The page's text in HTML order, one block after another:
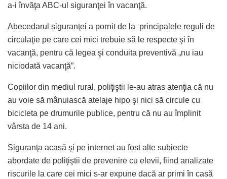
a-i învăţa ABC-ul siguranţei în vacanţă.
Abecedarul siguranţei a pornit de la principalele reguli de
circulaţie pe care cei mici trebuie să le respecte şi în
vacanţă, pentru că legea şi conduita preventivă „nu iau
niciodată vacanţă”.
Copiilor din mediul rural, poliţiştii le-au atras atenţia că nu
au voie să mânuiască atelaje hipo şi nici să circule cu
bicicleta pe drumurile publice, pentru că nu au împlinit
vârsta de 14 ani.
Siguranţa acasă şi pe internet au fost alte subiecte
abordate de poliţiştii de prevenire cu elevii, fiind analizate
riscurile la care cei mici s-ar expune dacă ar primi în casă